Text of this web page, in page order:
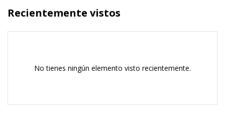
Recientemente vistos
No tienes ningún elemento visto recientemente.